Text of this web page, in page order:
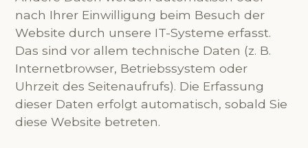
nach Ihrer Einwilligung beim Besuch der
Website durch unsere IT-Systeme erfasst.
Das sind vor allem technische Daten (z. B.
Internetbrowser, Betriebssystem oder
Uhrzeit des Seitenaufrufs). Die Erfassung
dieser Daten erfolgt automatisch, sobald Sie
diese Website betreten.